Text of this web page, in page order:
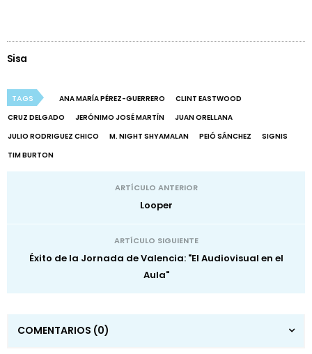
Sisa
TAGS ANA MARÍA PÉREZ-GUERRERO
CLINT EASTWOOD
CRUZ DELGADO
JERÓNIMO JOSÉ MARTÍN
JUAN ORELLANA
JULIO RODRIGUEZ CHICO
M. NIGHT SHYAMALAN PEIÓ SÁNCHEZ
SIGNIS
TIM BURTON
ARTÍCULO ANTERIOR
Looper
ARTÍCULO SIGUIENTE
Éxito de la Jornada de Valencia: "El Audiovisual en el
Aula"
COMENTARIOS (0)